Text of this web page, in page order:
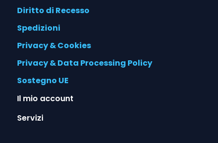
Diritto di Recesso
Spedizioni
Privacy & Cookies
Privacy & Data Processing Policy
Sostegno UE
Il mio account
Servizi